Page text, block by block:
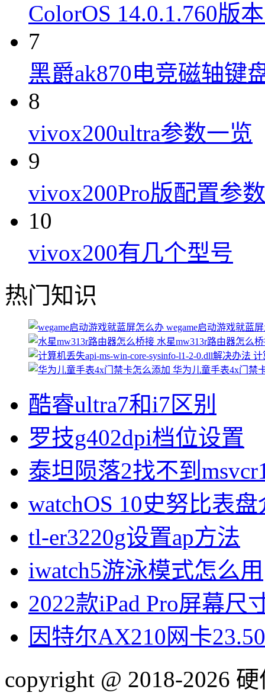
ColorOS 14.0.1.760版
7
黑爵ak870电竞磁轴键
8
vivox200ultra参数一览
9
vivox200Pro版配置参数
10
vivox200有几个型号
热门知识
wegame启动游戏就蓝
水星mw313r路由器怎么
计
华为儿童手表4x门禁
酷睿ultra7和i7区别
罗技g402dpi档位设置
泰坦陨落2找不到
watchOS 10史努比表
tl-er3220g设置ap方法
iwatch5游泳模式怎么用
2022款iPad Pro屏幕尺
因特尔AX210网卡
copyright @ 2018-2026